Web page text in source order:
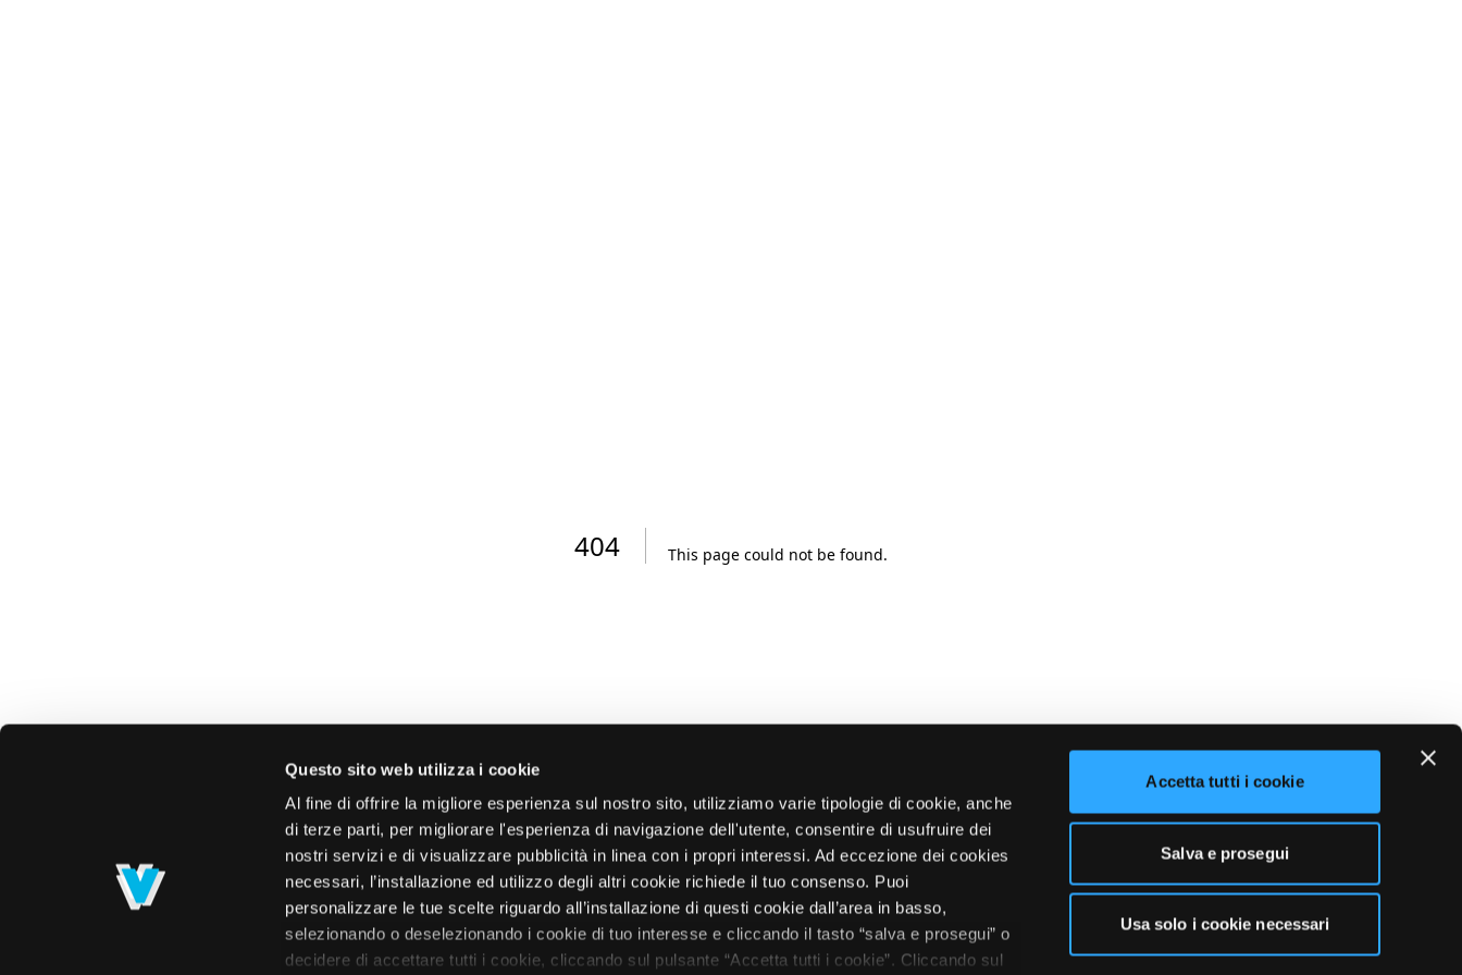
Questo sito web utilizza i cookie
Al fine di offrire la migliore esperienza sul nostro sito, utilizziamo varie tipologie di cookie, anche
di terze parti, per migliorare l'esperienza di navigazione dell'utente, consentire di usufruire dei
nostri servizi e di visualizzare pubblicità in linea con i propri interessi. Ad eccezione dei cookies
necessari, l’installazione ed utilizzo degli altri cookie richiede il tuo consenso. Puoi
personalizzare le tue scelte riguardo all’installazione di questi cookie dall’area in basso,
selezionando o deselezionando i cookie di tuo interesse e cliccando il tasto “salva e prosegui” o
decidere di accettare tutti i cookie, cliccando sul pulsante “Accetta tutti i cookie”. Cliccando sul
Accetta tutti i cookie
Salva e prosegui
Usa solo i cookie necessari
404 This page could not be found.